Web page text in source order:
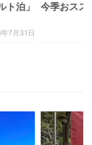
泊」
7月31日
今季おスス